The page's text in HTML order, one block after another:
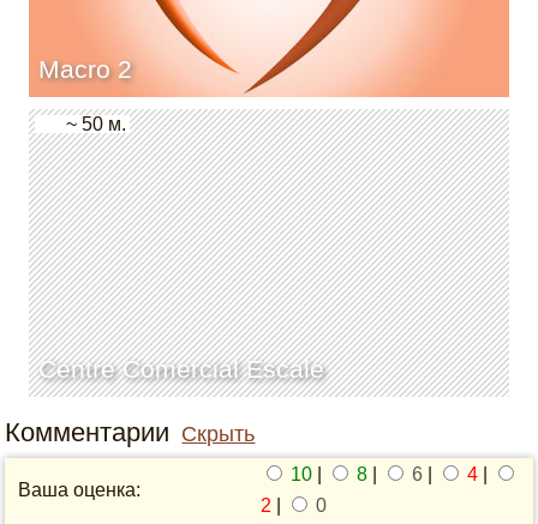
Macro 2
Centre Comercial Escale
~ 50 м.
Комментарии Скрыть
Ваша оценка:
10 8 6 4
2
0